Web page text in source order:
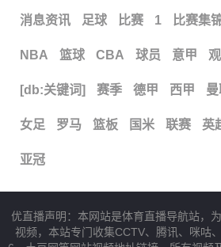
消息资讯 足球 比赛 1 比赛集
NBA 篮球 CBA 球员 意甲
[db:关键词] 赛季 德甲 西甲
女足 罗马 篮板 国米 联赛 英
亚冠
优直播声明：本网站是体育直播导航站，
视频，本站专门收集CCTV、腾讯、咪咕